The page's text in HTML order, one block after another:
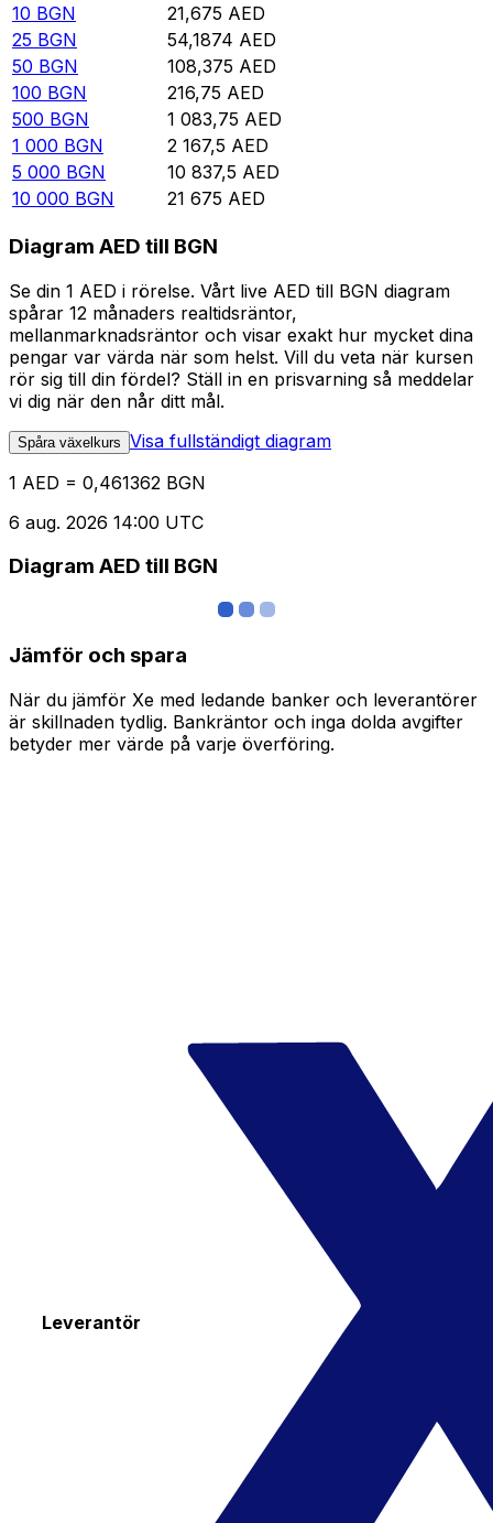
10 BGN 21,675 AED
25 BGN 54,1874 AED
50 BGN 108,375 AED
100 BGN 216,75 AED
500 BGN 1 083,75 AED
1 000 BGN 2 167,5 AED
5 000 BGN 10 837,5 AED
10 000 BGN 21 675 AED
Diagram AED till BGN
Se din 1 AED i rörelse. Vårt live AED till BGN diagram
spårar 12 månaders realtidsräntor,
mellanmarknadsräntor och visar exakt hur mycket dina
pengar var värda när som helst. Vill du veta när kursen
rör sig till din fördel? Ställ in en prisvarning så meddelar
vi dig när den når ditt mål.
Spåra växelkurs Visa fullständigt diagram
1 AED = 0,461362 BGN
6 aug. 2026 14:00 UTC
Diagram AED till BGN
Jämför och spara
När du jämför Xe med ledande banker och leverantörer
är skillnaden tydlig. Bankräntor och inga dolda avgifter
betyder mer värde på varje överföring.
Leverantör